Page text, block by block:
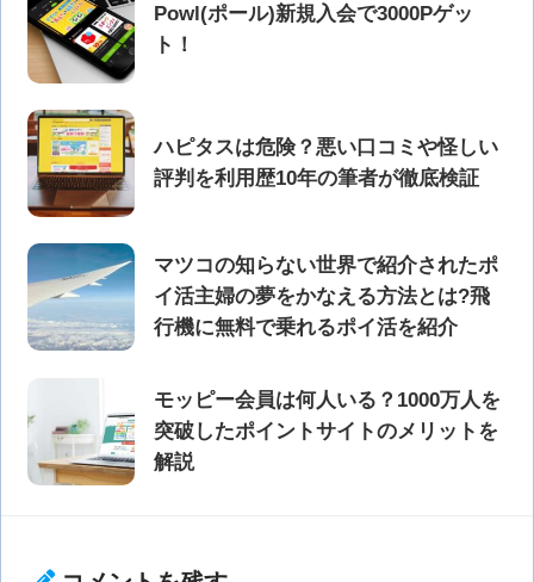
Powl(ポール)新規入会で3000Pゲッ
ト！
ハピタスは危険？悪い口コミや怪しい
評判を利用歴10年の筆者が徹底検証
マツコの知らない世界で紹介されたポ
イ活主婦の夢をかなえる方法とは?飛
行機に無料で乗れるポイ活を紹介
モッピー会員は何人いる？1000万人を
突破したポイントサイトのメリットを
解説